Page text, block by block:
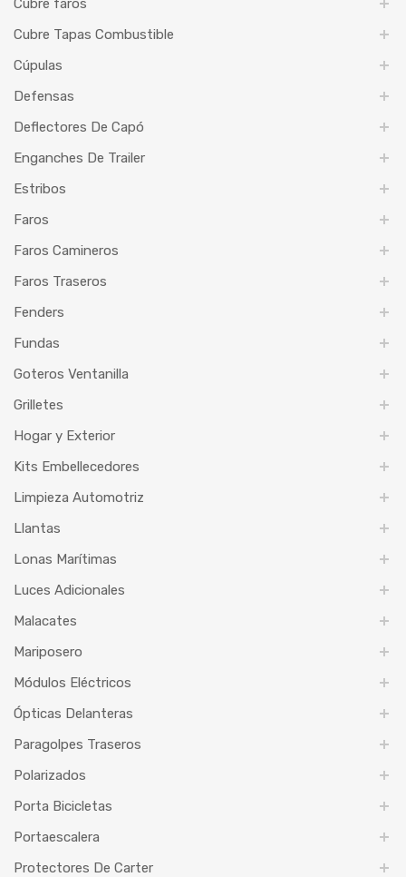
Cubre faros
Cubre Tapas Combustible
Cúpulas
Defensas
Deflectores De Capó
Enganches De Trailer
Estribos
Faros
Faros Camineros
Faros Traseros
Fenders
Fundas
Goteros Ventanilla
Grilletes
Hogar y Exterior
Kits Embellecedores
Limpieza Automotriz
Llantas
Lonas Marítimas
Luces Adicionales
Malacates
Mariposero
Módulos Eléctricos
Ópticas Delanteras
Paragolpes Traseros
Polarizados
Porta Bicicletas
Portaescalera
Protectores De Carter